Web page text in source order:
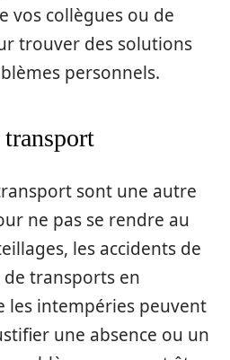
vos collègues ou de
trouver des solutions
personnels.
sont une autre
ne pas se rendre au
les accidents de
transports en
les intempéries peuvent
une absence ou un